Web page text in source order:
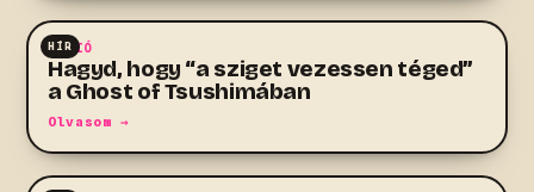
HÍR
AKCIÓ
Hagyd, hogy “a sziget vezessen téged”
a Ghost of Tsushimában
Olvasom →